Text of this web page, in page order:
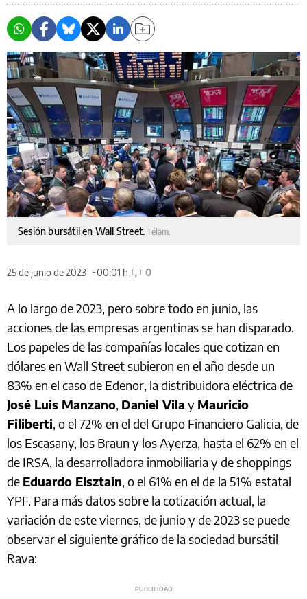
Sesión bursátil en Wall Street.Télam.
25 de junio de 2023 00:01 h 0
A lo largo de 2023, pero sobre todo en junio, las
acciones de las empresas argentinas se han disparado.
Los papeles de las compañías locales que cotizan en
dólares en Wall Street subieron en el año desde un
83% en el caso de Edenor, la distribuidora eléctrica de
José Luis Manzano, Daniel Vila y Mauricio
Filiberti, o el 72% en el del Grupo Financiero Galicia, de
los Escasany, los Braun y los Ayerza, hasta el 62% en el
de IRSA, la desarrolladora inmobiliaria y de shoppings
de Eduardo Elsztain, o el 61% en el de la 51% estatal
YPF. Para más datos sobre la cotización actual, la
variación de este viernes, de junio y de 2023 se puede
observar el siguiente gráfico de la sociedad bursátil
Rava: